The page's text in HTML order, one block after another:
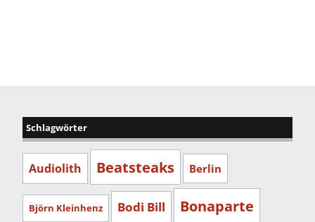
Schlagwörter
Audiolith Beatsteaks Berlin
Björn Kleinhenz Bodi Bill Bonaparte